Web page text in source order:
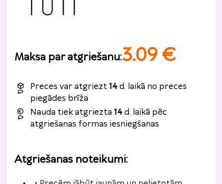
Maksa par atgriešanu:3.09 €
Preces var atgriezt14d. laikā no preces
piegādes brīža
Nauda tiek atgriezta 14d. laikā pēc
atgriešanas formas iesniegšanas
Atgriešanas noteikumi: